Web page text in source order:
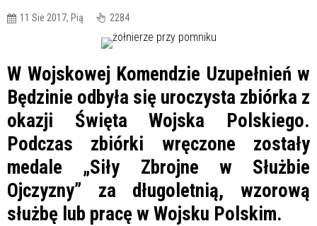
11 Sie 2017, Pią 2284
W Wojskowej Komendzie Uzupełnień w
Będzinie odbyła się uroczysta zbiórka z
okazji Święta Wojska Polskiego.
Podczas zbiórki wręczone zostały
medale „Siły Zbrojne w Służbie
Ojczyzny” za długoletnią, wzorową
służbę lub pracę w Wojsku Polskim.